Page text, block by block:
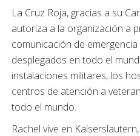
La Cruz Roja, gracias a su
autoriza a la organización a
comunicación de
desplegados en todo el
instalaciones militares, los
centros de atención a
todo el mundo.
Rachel vive en